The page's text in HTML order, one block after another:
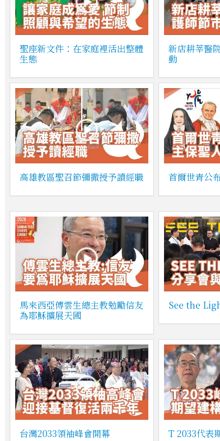
聖座新文件：在家庭裡活出整體
生態
新店耕莘醫
動
高雄教區聖召節彌撒授予讀經職 首爾世青公
馬來西亞傅雲生總主教勉勵信友
為耶穌擴展天國
See the
台灣2033領袖峰會開幕 T 2033代表